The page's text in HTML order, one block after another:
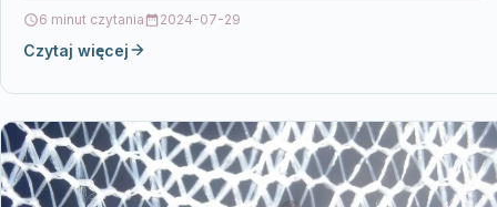
6 minut czytania 2024-07-29
Czytaj więcej